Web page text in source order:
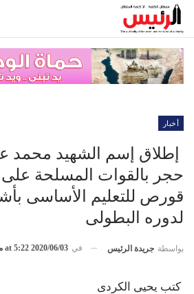
أخبار
إطلاق إسم الشهيد محمد
حجر بالقوات المسلحة
قورص للتعليم الأساسى
لدوره البطولى
بواسطة جريدة الرئيس في 2020/06/03 at 5:22 مساءً
كتب يحيى الكردى